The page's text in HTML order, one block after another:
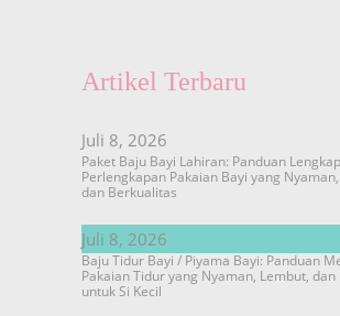
Artikel Terbaru
Juli 8, 2026
Paket Baju Bayi Lahiran: Panduan
Perlengkapan Pakaian Bayi yang
dan Berkualitas
Juli 8, 2026
Baju Tidur Bayi / Piyama Bayi: Panduan
Pakaian Tidur yang Nyaman, Lembut,
untuk Si Kecil